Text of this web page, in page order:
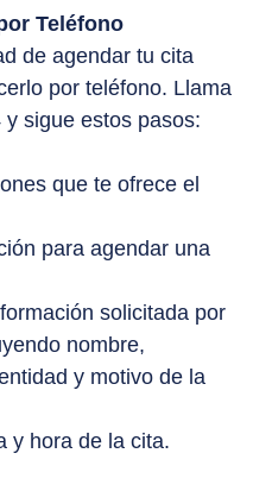
Teléfono
de agendar tu cita
por teléfono. Llama
sigue estos pasos:
que te ofrece el
para agendar una
solicitada por
nombre,
y motivo de la
y hora de la cita.